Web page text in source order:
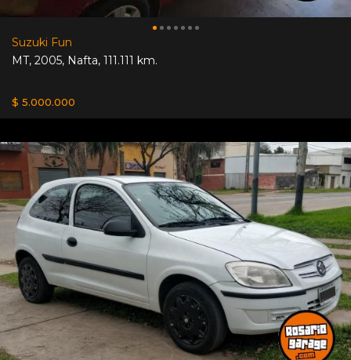
Suzuki Fun
MT, 2005, Nafta, 111.111 km.
$ 5.000.000